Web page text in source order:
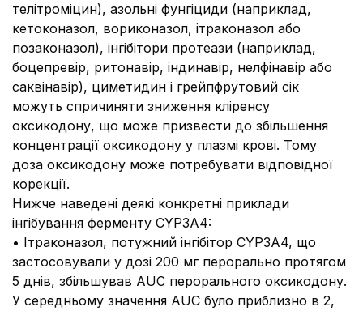
телітроміцин), азольні фунгіциди (наприклад,
кетоконазол, вориконазол, ітраконазол або
позаконазол), інгібітори протеази (наприклад,
боцепревір, ритонавір, індинавір, нелфінавір або
саквінавір), циметидин і грейпфрутовий сік
можуть спричиняти зниження кліренсу
оксикодону, що може призвести до збільшення
концентрації оксикодону у плазмі крові. Тому
доза оксикодону може потребувати відповідної
корекції.
Нижче наведені деякі конкретні приклади
інгібування ферменту CYP3A4:
• Ітраконазол, потужний інгібітор CYP3A4, що
застосовували у дозі 200 мг перорально протягом
5 днів, збільшував AUC перорального оксикодону.
У середньому значення AUC було приблизно в 2,